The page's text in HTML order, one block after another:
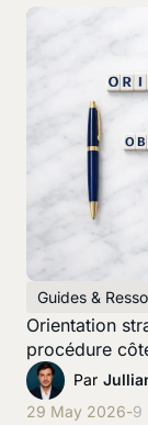
Guides &
Orientation
procédure
Par
29 May 2026-9